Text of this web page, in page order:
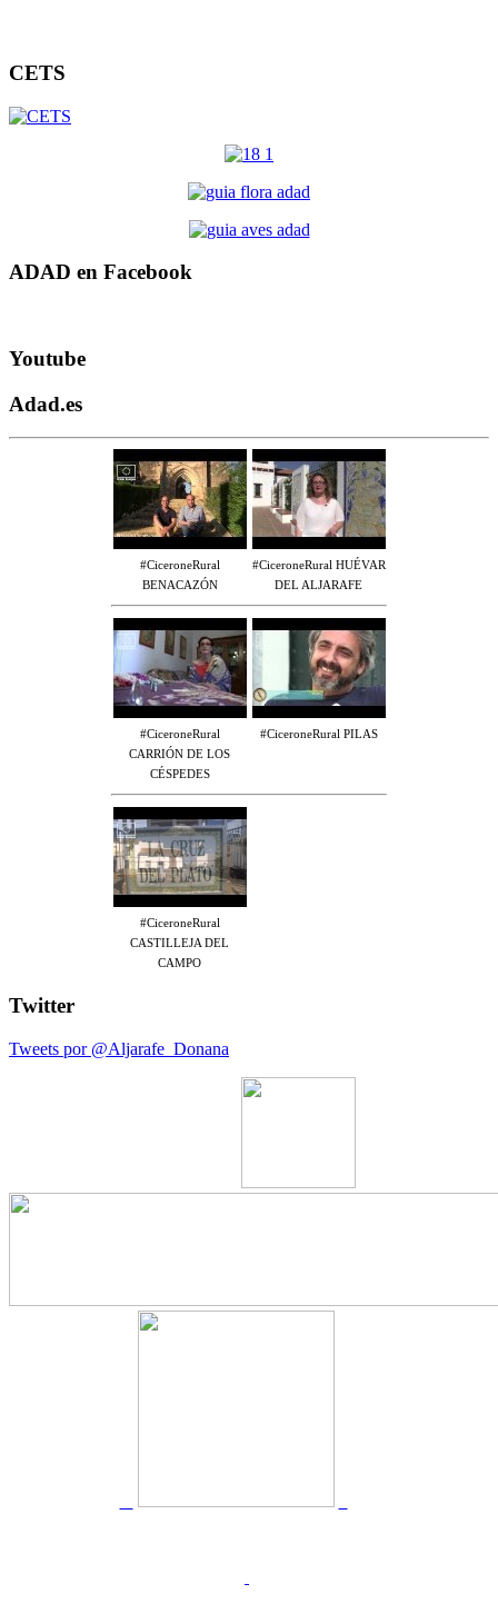
CETS
ADAD en Facebook
Youtube
Adad.es
#CiceroneRural
BENACAZÓN
#CiceroneRural HUÉVAR
DEL ALJARAFE
#CiceroneRural
CARRIÓN DE LOS
CÉSPEDES
#CiceroneRural PILAS
#CiceroneRural
CASTILLEJA DEL
CAMPO
Twitter
Tweets por @Aljarafe_Donana